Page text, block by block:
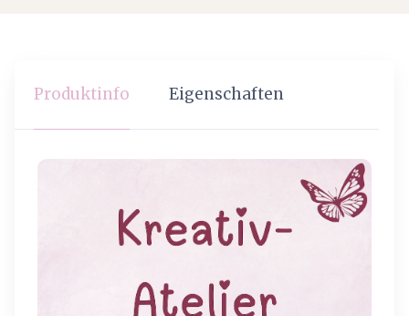
Produktinfo Eigenschaften